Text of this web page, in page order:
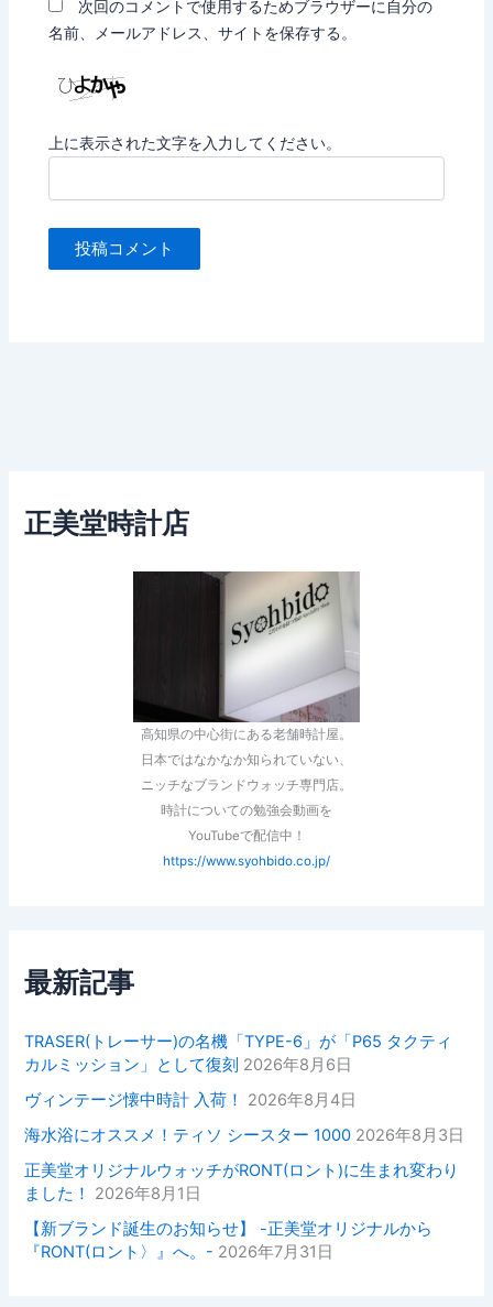
次回のコメントで使用するためブラウザーに自分の
名前、メールアドレス、サイトを保存する。
上に表示された文字を入力してください。
正美堂時計店
高知県の中心街にある老舗時計屋。
日本ではなかなか知られていない、
ニッチなブランドウォッチ専門店。
時計についての勉強会動画を
YouTubeで配信中！
https://www.syohbido.co.jp/
最新記事
TRASER(トレーサー)の名機「TYPE-6」が「P65 タクティ
カルミッション」として復刻 2026年8月6日
ヴィンテージ懐中時計 入荷！
2026年8月4日
海水浴にオススメ！ティソ シースター 1000 2026年8月3日
正美堂オリジナルウォッチがRONT(ロント)に生まれ変わり
ました！
2026年8月1日
【新ブランド誕生のお知らせ】 -正美堂オリジナルから
『RONT(ロント〉』へ。- 2026年7月31日